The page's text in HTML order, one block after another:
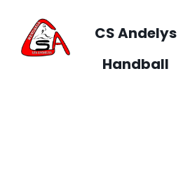
CS Andelys
Handball